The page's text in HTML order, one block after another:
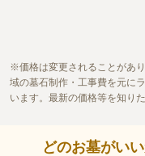
この霊園はまだ誰からも評
価格は変更されることがあ
域の墓石制作・工事費を元に
います。最新の価格等を知り
どのお墓がい